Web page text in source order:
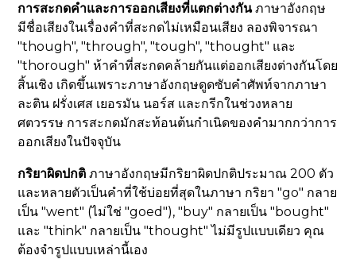
การสะกดคำและการออกเสียงที่แตกต่างกันภาษาอังกฤษ
มีชื่อเสียงในเรื่องคำที่สะกดไม่เหมือนเสียง ลองพิจารณา
"though", "through", "tough", "thought" และ
"thorough" ห้าคำที่สะกดคล้ายกันแต่ออกเสียงต่างกันโดย
สิ้นเชิง เกิดขึ้นเพราะภาษาอังกฤษดูดซับคำศัพท์จากภาษา
ละติน ฝรั่งเศส เยอรมัน นอร์ส และกรีกในช่วงหลาย
ศตวรรษ การสะกดมักสะท้อนต้นกำเนิดของคำมากกว่าการ
ออกเสียงในปัจจุบัน
กริยาผิดปกติ ภาษาอังกฤษมีกริยาผิดปกติประมาณ 200 ตัว
และหลายตัวเป็นคำที่ใช้บ่อยที่สุดในภาษา กริยา "go" กลาย
เป็น "went" (ไม่ใช่ "goed"), "buy" กลายเป็น "bought"
และ "think" กลายเป็น "thought" ไม่มีรูปแบบเดียว คุณ
ต้องจำรูปแบบเหล่านี้เอง